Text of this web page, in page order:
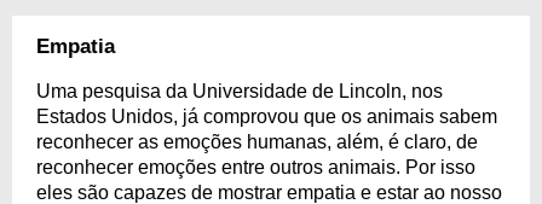
Empatia
Uma pesquisa da Universidade de Lincoln, nos
Estados Unidos, já comprovou que os animais sabem
reconhecer as emoções humanas, além, é claro, de
reconhecer emoções entre outros animais. Por isso
eles são capazes de mostrar empatia e estar ao nosso